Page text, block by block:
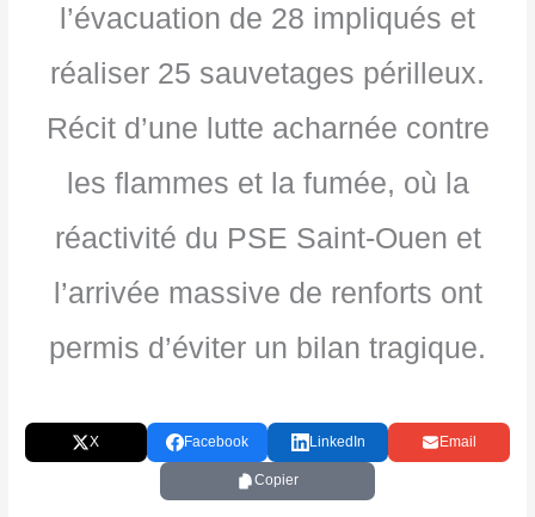
l’évacuation de 28 impliqués et
réaliser 25 sauvetages périlleux.
Récit d’une lutte acharnée contre
les flammes et la fumée, où la
réactivité du PSE Saint-Ouen et
l’arrivée massive de renforts ont
permis d’éviter un bilan tragique.
X Facebook LinkedIn Email
Copier